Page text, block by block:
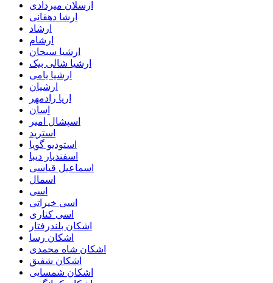
ارسلان میردادی
ارشا دهقانی
ارشاد
ارشام
ارشیا سبحان
ارشیا شالی بیک
ارشیا یامی
ارشیان
اریا رادمهر
اِسان
اسپشال امیر
استرید
استودیو گویا
اسفندیار دیبا
اسماعیل قیاسی
اسمال
اسی
اسی خیراتی
اسی کناری
اشکان بلندرفتار
اشکان رسا
اشکان شاه محمدی
اشکان شفیق
اشکان شمسایی